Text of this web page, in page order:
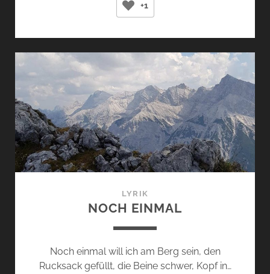
+1
LYRIK
NOCH EINMAL
Noch einmal will ich am Berg sein, den
Rucksack gefüllt, die Beine schwer, Kopf in…